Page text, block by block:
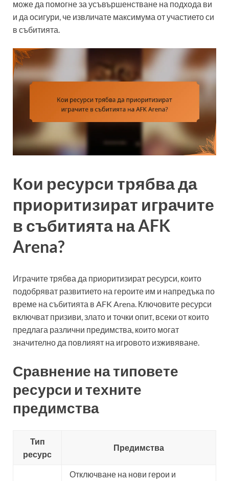
може да помогне за усъвършенстване на подхода ви
и да осигури, че извличате максимума от участието си
в събитията.
Кои ресурси трябва да
приоритизират играчите
в събитията на AFK
Arena?
Играчите трябва да приоритизират ресурси, които
подобряват развитието на героите им и напредъка по
време на събитията в AFK Arena. Ключовите ресурси
включват призиви, злато и точки опит, всеки от които
предлага различни предимства, които могат
значително да повлияят на игровото изживяване.
Сравнение на типовете
ресурси и техните
предимства
Тип
ресурс
Предимства
Отключване на нови герои и